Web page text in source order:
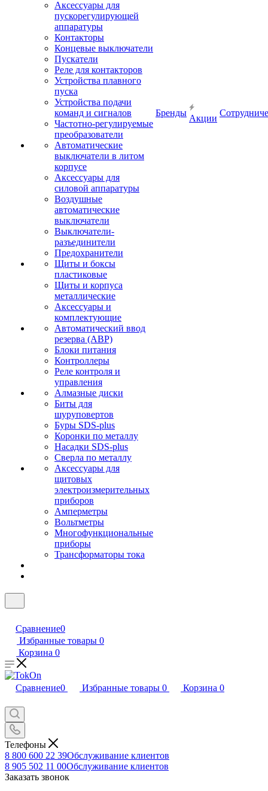
Аксессуары для
пускорегулирующей
аппаратуры
Контакторы
Концевые выключатели
Пускатели
Реле для контакторов
Устройства плавного
пуска
Устройства подачи
команд и сигналов
Частотно-регулируемые
преобразователи
Автоматические
выключатели в литом
корпусе
Аксессуары для
силовой аппаратуры
Воздушные
автоматические
выключатели
Выключатели-
разъединители
Предохранители
Щиты и боксы
пластиковые
Щиты и корпуса
металлические
Аксессуары и
комплектующие
Автоматический ввод
резерва (АВР)
Блоки питания
Контроллеры
Реле контроля и
управления
Алмазные диски
Биты для
шуруповертов
Буры SDS-plus
Коронки по металлу
Насадки SDS-plus
Сверла по металлу
Аксессуары для
щитовых
электроизмерительных
приборов
Амперметры
Вольтметры
Многофункциональные
приборы
Трансформаторы тока
Бренды
Акции
Сравнение0
Избранные товары 0
Корзина 0
Сравнение0 Избранные товары 0 Корзина 0
Телефоны
8 800 600 22 39Обслуживание клиентов
8 905 502 11 00Обслуживание клиентов
Заказать звонок